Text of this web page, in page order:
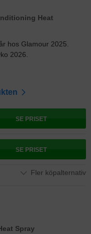
Heat
hos Glamour 2025.
2026.
SE PRISET
SE PRISET
Fler köpalternativ
Spray